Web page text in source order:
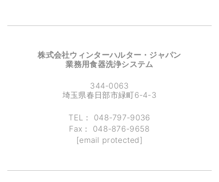
株式会社ウィンターハルター・ジャパン
業務用食器洗浄システム
344-0063
埼玉県春日部市緑町6-4-3
TEL： 048-797-9036
Fax： 048-876-9658
[email protected]